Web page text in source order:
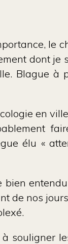
le
dont je
Blague à
en
élu «
de nos
souligner